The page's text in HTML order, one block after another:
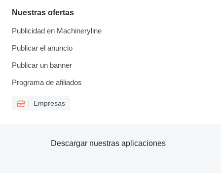
Nuestras ofertas
Publicidad en Machineryline
Publicar el anuncio
Publicar un banner
Programa de afiliados
Empresas
Descargar nuestras aplicaciones